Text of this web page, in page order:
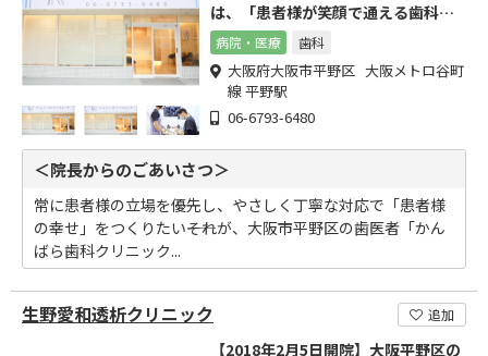
は、「患者様が笑顔で通える歯科医
院」を目指しています。
病院・医療 歯科
大阪府大阪市平野区 大阪メトロ谷町
線 平野駅
06-6793-6480
＜院長からのごあいさつ＞
常に患者様の立場を優先し、やさしく丁寧な対応で「患者様
の幸せ」をつくりたい――それが、大阪市平野区の歯医者「かん
ばら歯科クリニック...
生野愛和透析クリニック 追加
【2018年2月5日開院】大阪平野区の